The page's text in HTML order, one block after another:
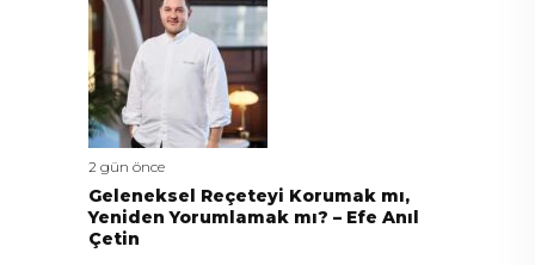
2 gün önce
Geleneksel Reçeteyi Korumak mı,
Yeniden Yorumlamak mı? – Efe Anıl
Çetin